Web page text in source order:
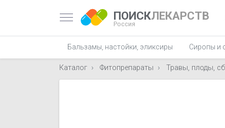
ПОИСКЛЕКАРСТВ
Россия
Бальзамы, настойки, эликсиры Сиропы и
Каталог Фитопрепараты Травы, плоды,